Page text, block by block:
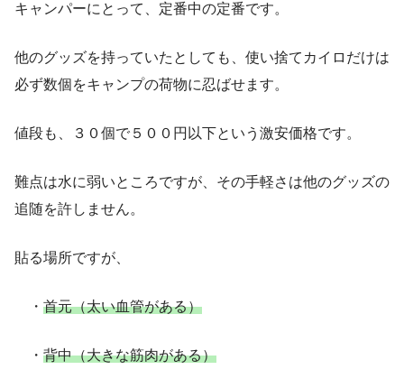
キャンパーにとって、定番中の定番です。
他のグッズを持っていたとしても、使い捨てカイロだけは
必ず数個をキャンプの荷物に忍ばせます。
値段も、３０個で５００円以下という激安価格です。
難点は水に弱いところですが、その手軽さは他のグッズの
追随を許しません。
貼る場所ですが、
・ 首元（太い血管がある）
・ 背中（大きな筋肉がある）